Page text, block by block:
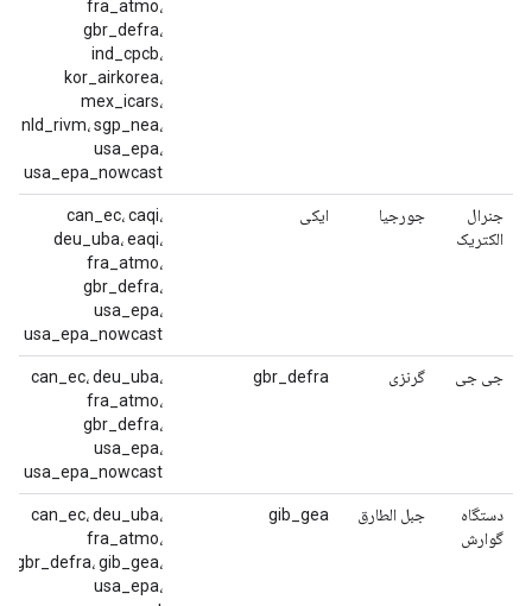
fra_atmo،
gbr_defra،
ind_cpcb،
kor_airkorea،
mex_icars،
nld_rivm، sgp_nea،
usa_epa،
usa_epa_nowcast
جنرال
الکتریک
جورجیا ایکی
can_ec، caqi،
deu_uba، eaqi،
fra_atmo،
gbr_defra،
usa_epa،
usa_epa_nowcast
جی جی گرنزی gbr_defra
can_ec، deu_uba،
fra_atmo،
gbr_defra،
usa_epa،
usa_epa_nowcast
دستگاه
گوارش
جبل الطارق gib_gea
can_ec، deu_uba،
fra_atmo،
gbr_defra، gib_gea،
usa_epa،